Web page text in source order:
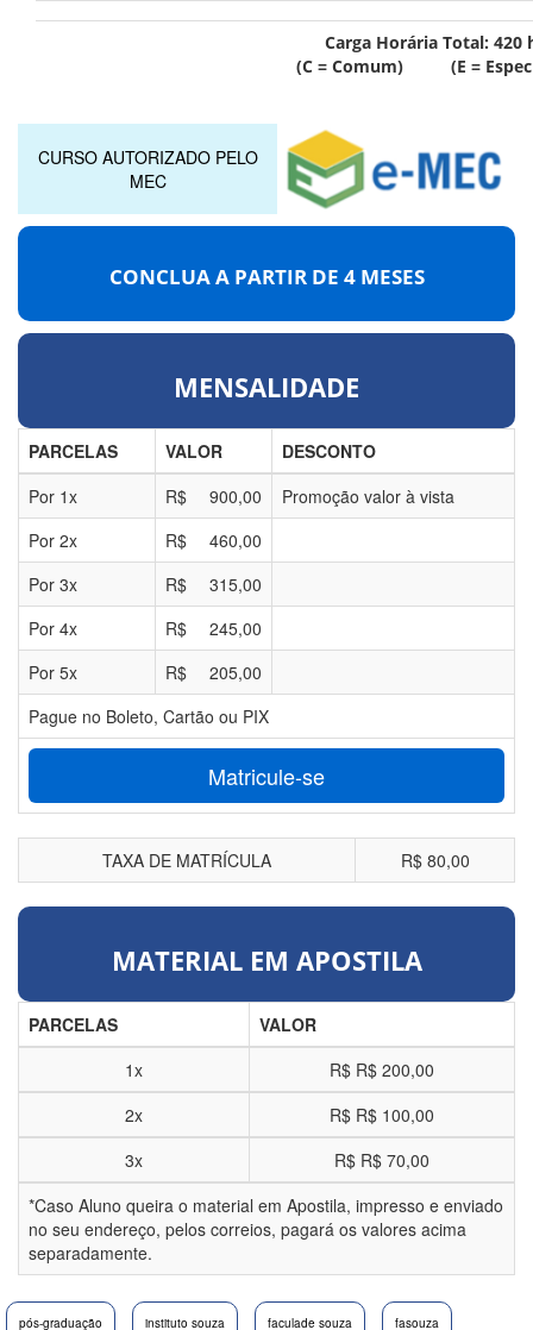
Carga Horária Total: 420
(C = Comum) (E =
CURSO AUTORIZADO PELO
MEC
CONCLUA A PARTIR DE 4 MESES
MENSALIDADE
PARCELAS VALOR
DESCONTO
Por 1x R$ 900,00
Promoção valor à vista
Por 2x R$
460,00
Por 3x R$
315,00
Por 4x R$
245,00
Por 5x R$
205,00
Pague no Boleto, Cartão ou PIX
Matricule-se
TAXA DE MATRÍCULA R$ 80,00
MATERIAL EM APOSTILA
PARCELAS
VALOR
1x
R$ R$ 200,00
2x
R$ R$ 100,00
3x
R$ R$ 70,00
*Caso Aluno queira o material em Apostila, impresso e enviado
no seu endereço, pelos correios, pagará os valores acima
separadamente.
pós-graduação instituto souza faculade souza fasouza